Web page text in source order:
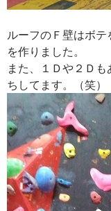
ルーフのＦ壁はボ
を作りました。
また、１Ｄや２Ｄ
ちしてます。（笑）